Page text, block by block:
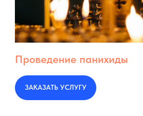
Проведение панихиды
ЗАКАЗАТЬ УСЛУГУ